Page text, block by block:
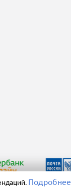
Подробнее